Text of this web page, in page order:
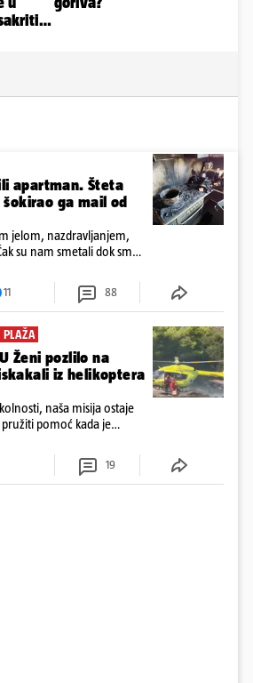
apartman. Šteta
ga mail od
jelom, nazdravljanjem,
su nam smetali dok smo
11 88
Ženi pozlilo na
iz helikoptera
naša misija ostaje
pomoć kada je
19